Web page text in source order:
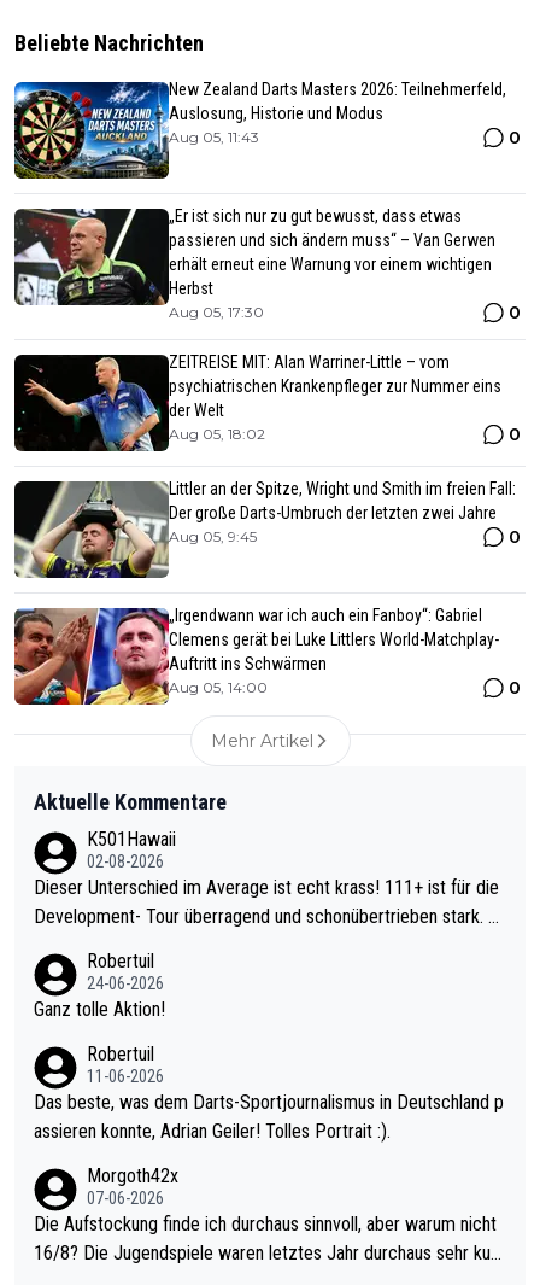
Beliebte Nachrichten
New Zealand Darts Masters 2026: Teilnehmerfeld,
Auslosung, Historie und Modus
Aug 05, 11:43 0
„Er ist sich nur zu gut bewusst, dass etwas
passieren und sich ändern muss“ – Van Gerwen
erhält erneut eine Warnung vor einem wichtigen
Herbst
Aug 05, 17:30 0
ZEITREISE MIT: Alan Warriner-Little – vom
psychiatrischen Krankenpfleger zur Nummer eins
der Welt
Aug 05, 18:02 0
Littler an der Spitze, Wright und Smith im freien Fall:
Der große Darts-Umbruch der letzten zwei Jahre
Aug 05, 9:45 0
„Irgendwann war ich auch ein Fanboy“: Gabriel
Clemens gerät bei Luke Littlers World-Matchplay-
Auftritt ins Schwärmen
Aug 05, 14:00 0
Mehr Artikel
Aktuelle Kommentare
K501Hawaii
02-08-2026
Dieser Unterschied im Average ist echt krass! 111+ ist für die
Development- Tour überragend und schonübertrieben stark. U
mal 40+ erst recht. Da gewinnst keinen Blumentopf - ist ja noc
h krasser wie ein Pokalspiel eines Kreisligisten vs einem Bund
Robertuil
24-06-2026
Ganz tolle Aktion!
Robertuil
11-06-2026
Das beste, was dem Darts-Sportjournalismus in Deutschland p
assieren konnte, Adrian Geiler! Tolles Portrait :).
Morgoth42x
07-06-2026
Die Aufstockung finde ich durchaus sinnvoll, aber warum nicht
16/8? Die Jugendspiele waren letztes Jahr durchaus sehr kurz